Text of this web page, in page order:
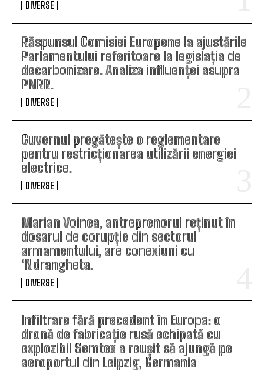
DIVERSE
Răspunsul Comisiei Europene la ajustările
Parlamentului referitoare la legislația de
decarbonizare. Analiza influenței asupra
PNRR.
DIVERSE
Guvernul pregătește o reglementare
pentru restricționarea utilizării energiei
electrice.
DIVERSE
Marian Voinea, antreprenorul reținut în
dosarul de corupție din sectorul
armamentului, are conexiuni cu
‘Ndrangheta.
DIVERSE
Infiltrare fără precedent în Europa: o
dronă de fabricație rusă echipată cu
explozibil Semtex a reușit să ajungă pe
aeroportul din Leipzig, Germania